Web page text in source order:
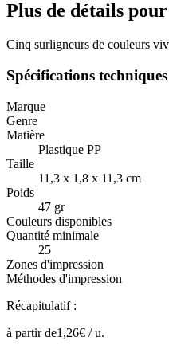
Plus de détails
Cinq surligneurs de couleurs
Spécifications techniques
Marque
Genre
Matière
Plastique PP
Taille
11,3 x 1,8 x 11,3 cm
Poids
47 gr
Couleurs disponibles
Quantité minimale
25
Zones d'impression
Méthodes d'impression
Récapitulatif :
à partir de1,26€ /u.